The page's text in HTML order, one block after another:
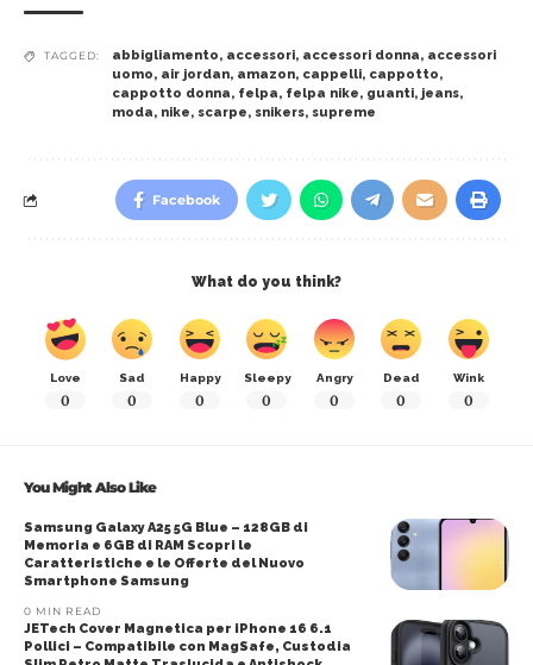
TAGGED: abbigliamento, accessori, accessori donna, accessori
uomo, air jordan, amazon, cappelli, cappotto,
cappotto donna, felpa, felpa nike, guanti, jeans,
moda, nike, scarpe, snikers, supreme
Facebook
What do you think?
Love
0
Sad
0
Happy
0
Sleepy
0
Angry
0
Dead
0
Wink
0
You Might Also Like
Samsung Galaxy A25 5G Blue – 128GB di
Memoria e 6GB di RAM Scopri le
Caratteristiche e le Offerte del Nuovo
Smartphone Samsung
0 MIN READ
JETech Cover Magnetica per iPhone 16 6.1
Pollici – Compatibile con MagSafe, Custodia